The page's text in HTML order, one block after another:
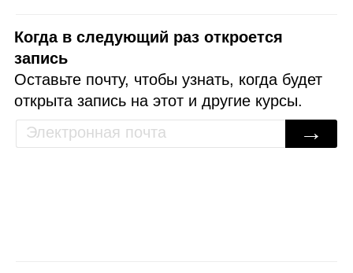
Когда в следующий раз откроется
запись
Оставьте почту, чтобы узнать, когда будет
открыта запись на этот и другие курсы.
→